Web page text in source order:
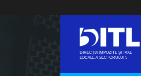
content